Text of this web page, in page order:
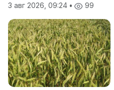
3 авг 2026, 09:24 • 99